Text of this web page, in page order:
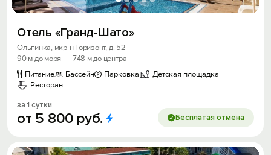
Отель «Гранд-Шато»
Ольгинка, мкр-н Горизонт, д. 52
90 м до моря
· 748 м до центра
Питание
Бассейн Парковка
Детская площадка
Ресторан
за 1 сутки
от 5 800 руб. Бесплатая отмена